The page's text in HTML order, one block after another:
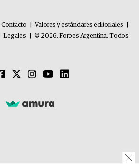
Contacto Valores y estándares editoriales
Legales
© 2026. Forbes Argentina. Todos